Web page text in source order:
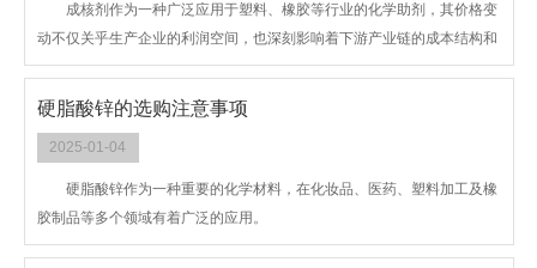
成核剂作为一种广泛应用于塑料、橡胶等行业的化学助剂，其价格变
动不仅关乎生产企业的利润空间，也深刻影响着下游产业链的成本结构和
消费者的购买决策。那么，哪些因素会对它的价格产生影响呢？
硬脂酸锌的选购注意事项
2025-01-04
硬脂酸锌作为一种重要的化学材料，在化妆品、医药、塑料加工及橡
胶制品等多个领域有着广泛的应用。